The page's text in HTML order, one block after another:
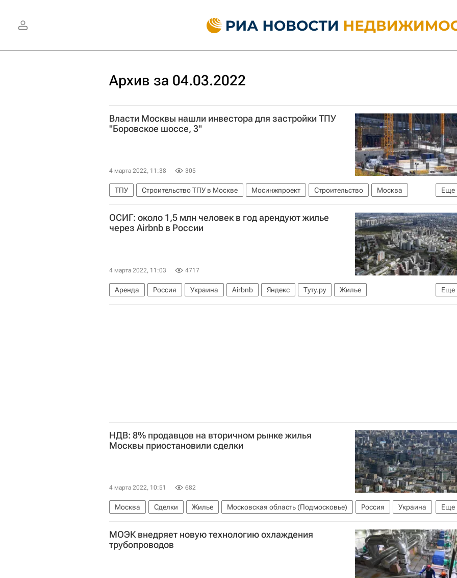
Архив за 04.03.2022
Власти Москвы нашли инвестора для застройки ТПУ
"Боровское шоссе, 3"
4 марта 2022, 11:38 305
Еще
ТПУ Строительство ТПУ в Москве Мосинжпроект Строительство
Москва
Инфраструктура
ОСИГ: около 1,5 млн человек в год арендуют жилье
через Airbnb в России
4 марта 2022, 11:03 4717
Еще
Аренда Россия Украина Airbnb Яндекс Туту.ру
Жилье
Новости - Туризм
НДВ: 8% продавцов на вторичном рынке жилья
Москвы приостановили сделки
4 марта 2022, 10:51 682
Еще
Москва Сделки Жилье Московская область (Подмосковье) Россия
Украина
Вторичное жилье
МОЭК внедряет новую технологию охлаждения
трубопроводов